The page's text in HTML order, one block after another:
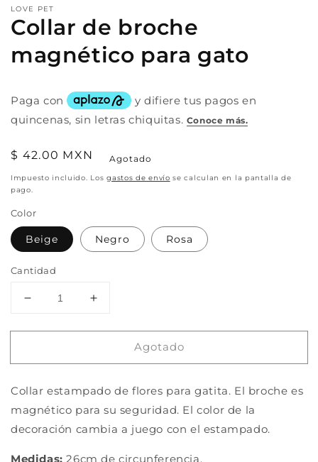
elemento
multimedia
1
en
una
ventana
LOVE PET
Collar de broche
magnético para gato
Precio
habitual
$ 42.00 MXN Agotado
Impuesto incluido. Losgastos de envío se calculan en la pantalla de
pago.
Color
Beige Negro Rosa
Cantidad
Reducir
para
de
magnético
para
Aumentar
para
de
magnético
para
gato
Agotado
Collar estampado de flores para gatita. El broche es
magnético para su seguridad. El color de la
decoración cambia a juego con el estampado.
Medidas:26cm de circunferencia.